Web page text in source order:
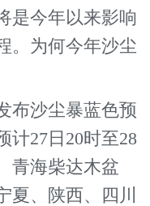
是今年以来影响
。为何今年沙尘
沙尘暴蓝色预
计27日20时至28
青海柴达木盆
夏、陕西、四川